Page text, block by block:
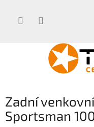
Zadní
Sportsman